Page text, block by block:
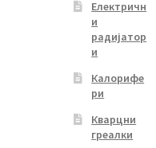
Електричн
и
радијатор
и
Калорифе
ри
Кварцни
греалки